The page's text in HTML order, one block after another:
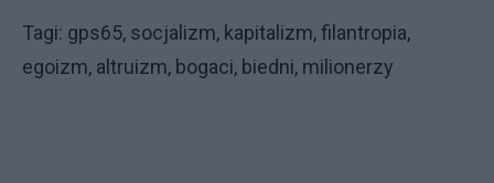
Tagi: gps65, socjalizm, kapitalizm, filantropia,
egoizm, altruizm, bogaci, biedni, milionerzy